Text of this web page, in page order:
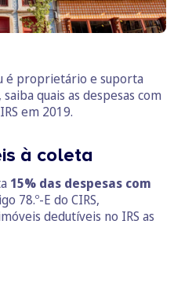
é proprietário e suporta
quais as despesas com
em 2019.
à coleta
15% das despesas com
78.º-E do CIRS,
dedutíveis no IRS as